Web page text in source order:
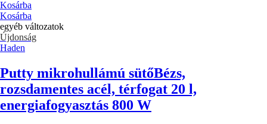
Kosárba
Kosárba
egyéb változatok
Újdonság
Haden
Putty mikrohullámú sütőBézs,
rozsdamentes acél, térfogat 20 l,
energiafogyasztás 800 W